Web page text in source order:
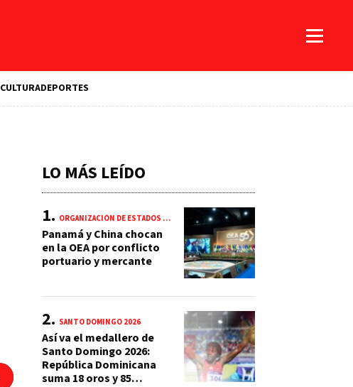
CULTURADEPORTES
LO MÁS LEÍDO
ORGANIZACIÓN DE ESTADOS AMERICANOS (OEA)
Panamá y China chocan
en la OEA por conflicto
portuario y mercante
SANTO DOMINGO 2026
Así va el medallero de
Santo Domingo 2026:
República Dominicana
suma 18 oros y 85